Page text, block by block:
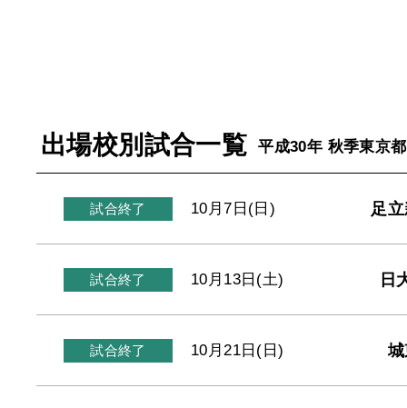
出場校別試合一覧 平成30年 秋季東京
試合終了 10月7日(日) 足
試合終了 10月13日(土) 日
試合終了 10月21日(日)